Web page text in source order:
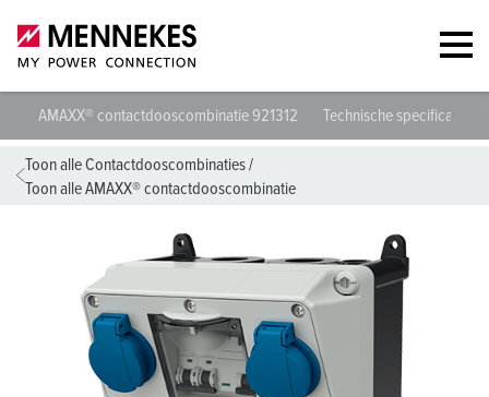
AMAXX® contactdooscombinatie 921312 Technische specificaties
Toon alle Contactdooscombinaties/
Toon alle AMAXX® contactdooscombinatie